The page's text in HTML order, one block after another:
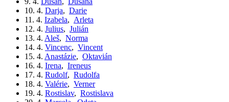
10. 4. Darja, Darie
11. 4. Izabela, Arleta
12. 4. Julius, Julián
13. 4. Aleš, Norma
14. 4. Vincenc, Vincent
15. 4. Anastázie, Oktavián
16. 4. Irena, Ireneus
17. 4. Rudolf, Rudolfa
18. 4. Valérie, Verner
19. 4. Rostislav, Rostislava